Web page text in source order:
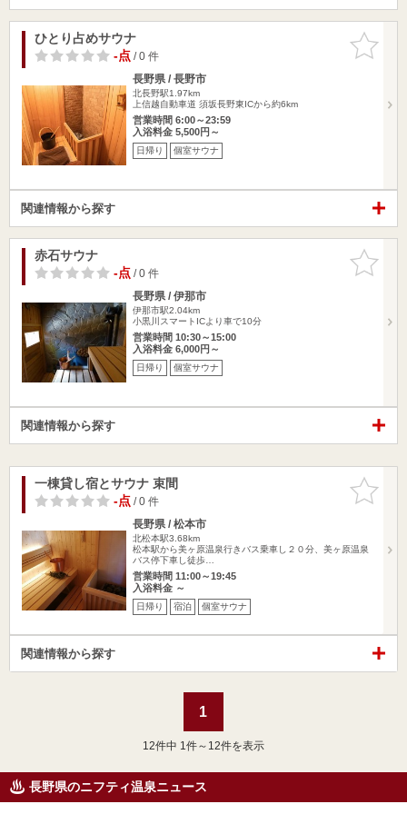
お気に入
りに追加
ひとり占めサウナ
-点/ 0 件
長野県 / 長野市
北長野駅1.97km
上信越自動車道 須坂長野東ICから約6km
営業時間 6:00～23:59
入浴料金 5,500円～
日帰り 個室サウナ
関連情報から探す
お気に入
りに追加
赤石サウナ
-点/ 0 件
長野県 / 伊那市
伊那市駅2.04km
小黒川スマートICより車で10分
営業時間 10:30～15:00
入浴料金 6,000円～
日帰り 個室サウナ
関連情報から探す
お気に入
りに追加
一棟貸し宿とサウナ 束間
-点/ 0 件
長野県 / 松本市
北松本駅3.68km
松本駅から美ヶ原温泉行きバス乗車し２０分、美ヶ原温泉
バス停下車し徒歩…
営業時間 11:00～19:45
入浴料金 ～
日帰り 宿泊 個室サウナ
関連情報から探す
1
12件中 1件～12件を表示
長野県のニフティ温泉ニュース